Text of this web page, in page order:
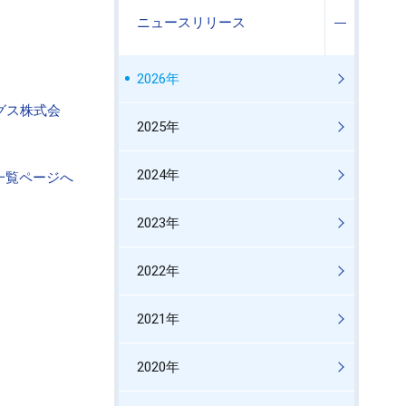
ス株式会
覧ページへ
ニュースリリース
2026年
2025年
2024年
2023年
2022年
2021年
2020年